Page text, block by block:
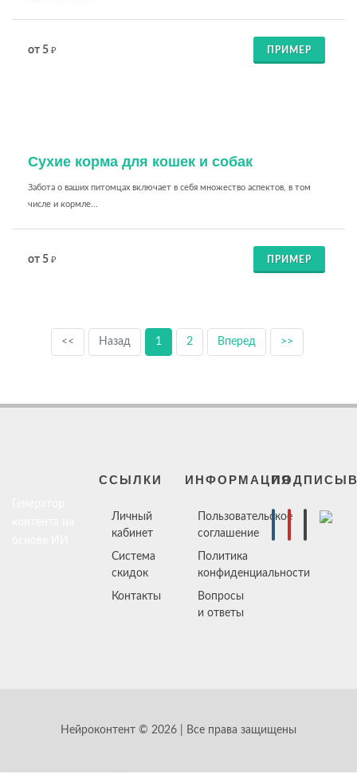
от 5 ₽ ПРИМЕР
Сухие корма для кошек и собак
Забота о ваших питомцах включает в себя множество аспектов, в том
числе и кормле...
от 5 ₽ ПРИМЕР
<< Назад 1 2 Вперед >>
ССЫЛКИ
Личный
кабинет
Система
скидок
Контакты
ИНФОРМАЦИЯ
Пользовательское
соглашение
Политика
конфиденциальности
Вопросы
и ответы
Нейроконтент © 2026 | Все права защищены